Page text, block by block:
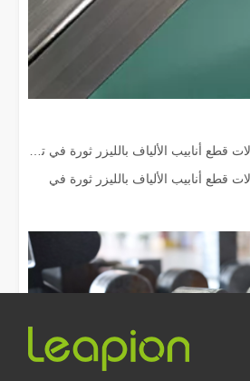
آلات قطع أنابيب الألياف بالليزر ثورة في